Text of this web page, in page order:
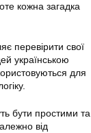
кожна загадка
перевірити свої
українською
для
бути простими та
від